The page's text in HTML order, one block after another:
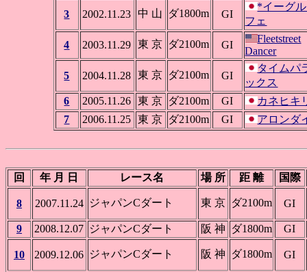
3 2002.11.23 中 山 ダ1800m GI
*イーグ
フェ
4 2003.11.29 東 京 ダ2100m GI
Fleetstreet
Dancer
5 2004.11.28 東 京 ダ2100m GI
タイムパ
ックス
6
2005.11.26 東 京 ダ2100m GI
カネヒキ
7
2006.11.25 東 京 ダ2100m GI アロンダ
回 年 月 日 レース名 場 所 距 離 国際
8 2007.11.24 ジャパンCダート 東 京 ダ2100m GI
9 2008.12.07 ジャパンCダート 阪 神 ダ1800m GI
10 2009.12.06 ジャパンCダート 阪 神 ダ1800m GI